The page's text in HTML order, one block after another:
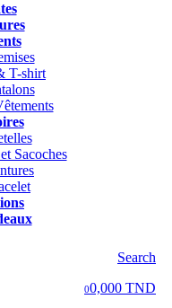
T-shirt
Sacoches
Search
00,000 TND